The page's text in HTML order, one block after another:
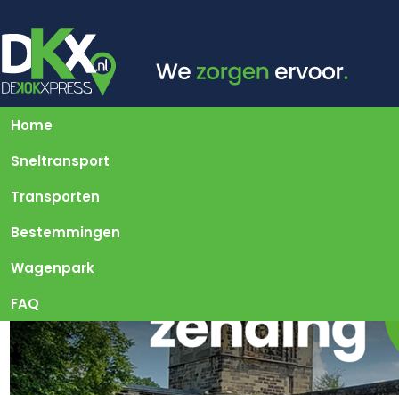
Home
Sneltransport
Transporten
Bestemmingen
Wagenpark
FAQ